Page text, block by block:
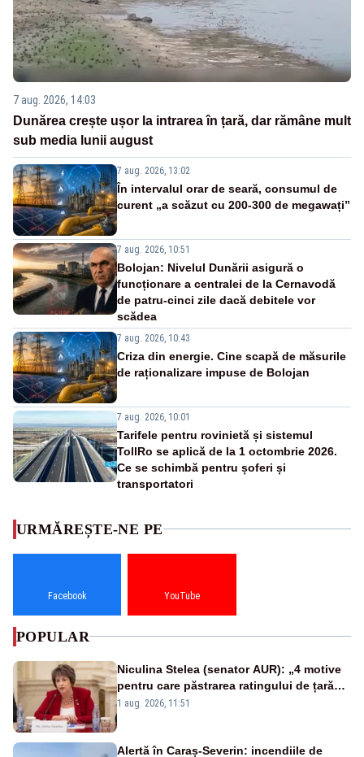
7 aug. 2026, 14:03
Dunărea crește ușor la intrarea în țară, dar rămâne mult
sub media lunii august
7 aug. 2026, 13:02
În intervalul orar de seară, consumul de
curent „a scăzut cu 200-300 de megawați”
7 aug. 2026, 10:51
Bolojan: Nivelul Dunării asigură o
funcționare a centralei de la Cernavodă
de patru-cinci zile dacă debitele vor
scădea
7 aug. 2026, 10:43
Criza din energie. Cine scapă de măsurile
de raționalizare impuse de Bolojan
7 aug. 2026, 10:01
Tarifele pentru rovinietă și sistemul
TollRo se aplică de la 1 octombrie 2026.
Ce se schimbă pentru șoferi și
transportatori
URMĂREȘTE-NE PE
Facebook YouTube
POPULAR
Niculina Stelea (senator AUR): „4 motive
pentru care păstrarea ratingului de țară
nu este o reușită pentru Guvernul
1 aug. 2026, 11:51
Alertă în Caraș-Severin: incendiile de